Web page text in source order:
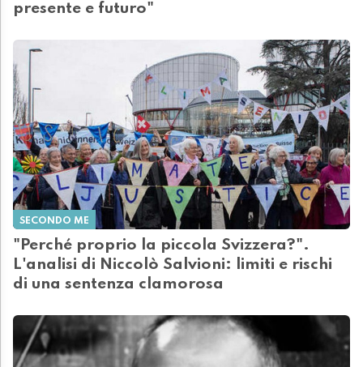
presente e futuro"
SECONDO ME
"Perché proprio la piccola Svizzera?".
L'analisi di Niccolò Salvioni: limiti e rischi
di una sentenza clamorosa